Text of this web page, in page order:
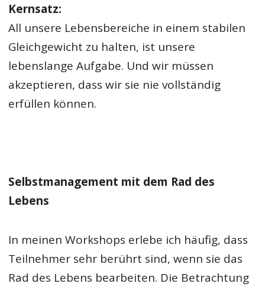
Kernsatz:
All unsere Lebensbereiche in einem stabilen
Gleichgewicht zu halten, ist unsere
lebenslange Aufgabe. Und wir müssen
akzeptieren, dass wir sie nie vollständig
erfüllen können.
Selbstmanagement mit dem Rad des
Lebens
In meinen Workshops erlebe ich häufig, dass
Teilnehmer sehr berührt sind, wenn sie das
Rad des Lebens bearbeiten. Die Betrachtung